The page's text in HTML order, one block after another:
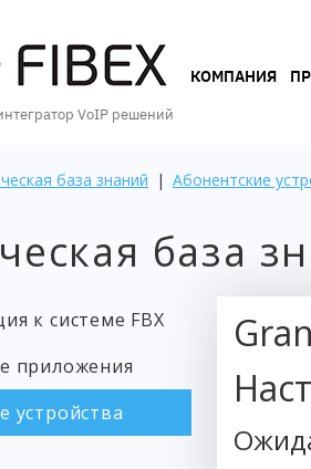
VoIP решений
КОМПАНИЯ
база знаний | Абонентские
база
к системе FBX
приложения
устройства